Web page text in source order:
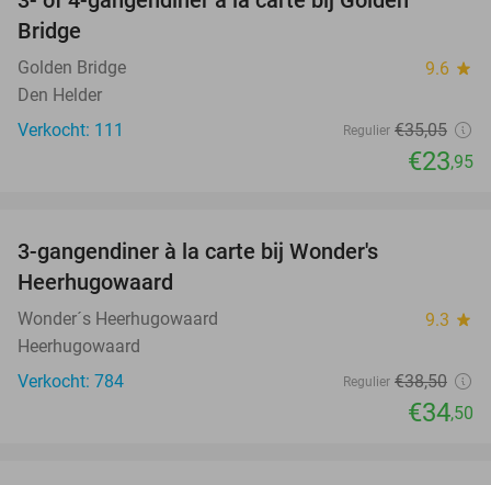
Bridge
Golden Bridge 9.6 star
Den Helder
Verkocht: 111
Regulier €35,05
€23,95
3-gangendiner à la carte bij Wonder's
Heerhugowaard
Wonder´s Heerhugowaard 9.3 star
Heerhugowaard
Verkocht: 784
Regulier €38,50
€34,50